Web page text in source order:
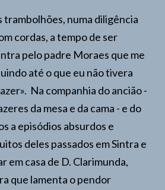
trambolhões, numa diligência
cordas, a tempo de ser
pelo padre Moraes que me
até o que eu não tivera
Na companhia do ancião -
da mesa e da cama - e do
a episódios absurdos e
deles passados em Sintra e
em casa de D. Clarimunda,
que lamenta o pendor